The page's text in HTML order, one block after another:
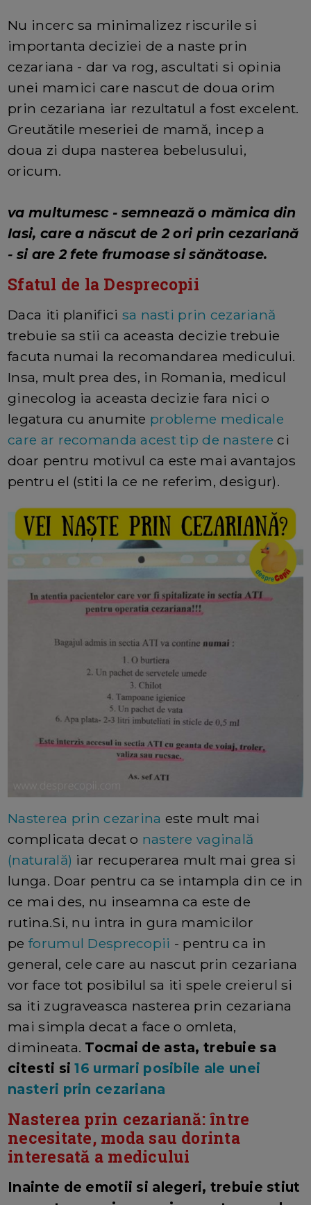
Nu incerc sa minimalizez riscurile si
importanta deciziei de a naste prin
cezariana - dar va rog, ascultati si opinia
unei mamici care nascut de doua orim
prin cezariana iar rezultatul a fost excelent.
Greutătile meseriei de mamă, incep a
doua zi dupa nasterea bebelusului,
oricum.
va multumesc - semnează o mămica din
Iasi, care a născut de 2 ori prin cezariană
- si are 2 fete frumoase si sănătoase.
Sfatul de la Desprecopii
Daca iti planifici sa nasti prin cezariană
trebuie sa stii ca aceasta decizie trebuie
facuta numai la recomandarea medicului.
Insa, mult prea des, in Romania, medicul
ginecolog ia aceasta decizie fara nici o
legatura cu anumite probleme medicale
care ar recomanda acest tip de nastere ci
doar pentru motivul ca este mai avantajos
pentru el (stiti la ce ne referim, desigur).
Nasterea prin cezarina este mult mai
complicata decat o nastere vaginală
(naturală) iar recuperarea mult mai grea si
lunga. Doar pentru ca se intampla din ce in
ce mai des, nu inseamna ca este de
rutina.Si, nu intra in gura mamicilor
peforumul Desprecopii - pentru ca in
general, cele care au nascut prin cezariana
vor face tot posibilul sa iti spele creierul si
sa iti zugraveasca nasterea prin cezariana
mai simpla decat a face o omleta,
dimineata. Tocmai de asta, trebuie sa
citesti si16 urmari posibile ale unei
nasteri prin cezariana
Nasterea prin cezariană: între
necesitate, moda sau dorinta
interesată a medicului
Inainte de emotii si alegeri, trebuie stiut